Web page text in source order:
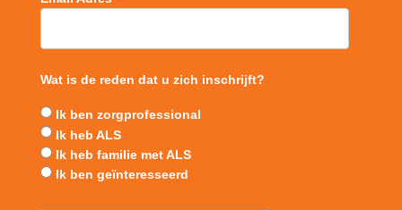
Wat is de reden dat u zich inschrijft?
Ik ben zorgprofessional
Ik heb ALS
Ik heb familie met ALS
Ik ben geïnteresseerd